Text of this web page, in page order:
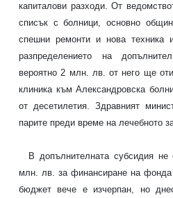
капиталови разходи. От
списък с болници, основно
спешни ремонти и нова
разпределението на
вероятно 2 млн. лв. от него ще
клиника към Александровска
от десетилетия. Здравният
парите преди време на лечебното
В допълнителната субсидия не
млн. лв. за финансиране на
бюджет вече е изчерпан, но